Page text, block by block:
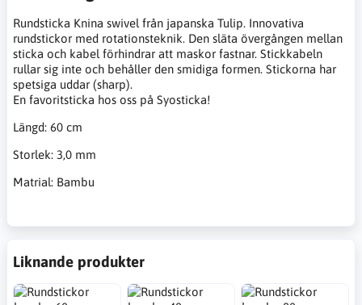
Rundsticka Knina swivel från japanska Tulip. Innovativa
rundstickor med rotationsteknik. Den släta övergången mellan
sticka och kabel förhindrar att maskor fastnar. Stickkabeln
rullar sig inte och behåller den smidiga formen. Stickorna har
spetsiga uddar (sharp).
En favoritsticka hos oss på Syosticka!
Längd: 60 cm
Storlek: 3,0 mm
Matrial: Bambu
Liknande produkter